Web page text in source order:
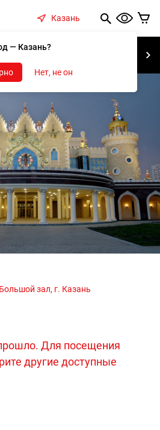
Казань
— Казань?
Нет, не он
зал, г. Казань
Для посещения
другие доступные